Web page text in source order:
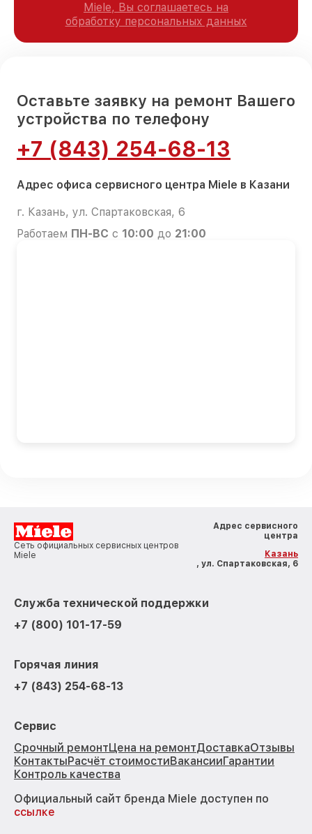
Miele, Вы соглашаетесь на
обработку персональных данных
Оставьте заявку на ремонт Вашего
устройства по телефону
+7 (843) 254-68-13
Адрес офиса сервисного центра Miele в Казани
г. Казань, ул. Спартаковская, 6
Работаем ПН-ВС с 10:00 до 21:00
Сеть официальных сервисных центров
Miele
Адрес сервисного
центра
Казань
, ул. Спартаковская, 6
Служба технической поддержки
+7 (800) 101-17-59
Горячая линия
+7 (843) 254-68-13
Сервис
Срочный ремонтЦена на ремонтДоставкаОтзывы
КонтактыРасчёт стоимостиВакансииГарантии
Контроль качества
Официальный сайт бренда Miele доступен по
ссылке